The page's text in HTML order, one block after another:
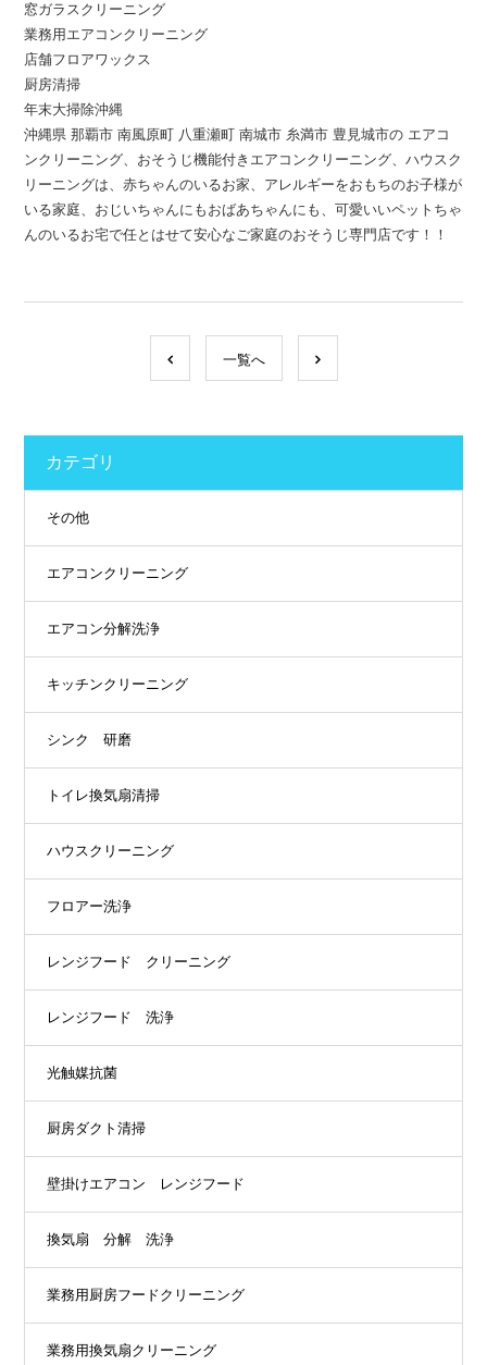
窓ガラスクリーニング
業務用エアコンクリーニング
店舗フロアワックス
厨房清掃
年末大掃除沖縄
沖縄県 那覇市 南風原町 八重瀬町 南城市 糸満市 豊見城市の エアコ
ンクリーニング、おそうじ機能付きエアコンクリーニング、ハウスク
リーニングは、赤ちゃんのいるお家、アレルギーをおもちのお子様が
いる家庭、おじいちゃんにもおばあちゃんにも、可愛いいペットちゃ
んのいるお宅で任とはせて安心なご家庭のおそうじ専門店です！！
一覧へ
カテゴリ
その他
エアコンクリーニング
エアコン分解洗浄
キッチンクリーニング
シンク 研磨
トイレ換気扇清掃
ハウスクリーニング
フロアー洗浄
レンジフード クリーニング
レンジフード 洗浄
光触媒抗菌
厨房ダクト清掃
壁掛けエアコン レンジフード
換気扇 分解 洗浄
業務用厨房フードクリーニング
業務用換気扇クリーニング